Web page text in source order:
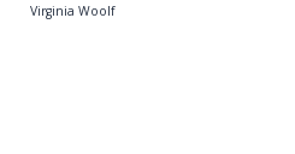
Virginia Woolf